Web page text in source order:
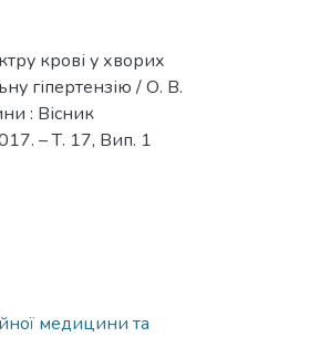
крові у хворих
гіпертензію / О. В.
: Вісник
– Т. 17, Вип. 1
медицини та